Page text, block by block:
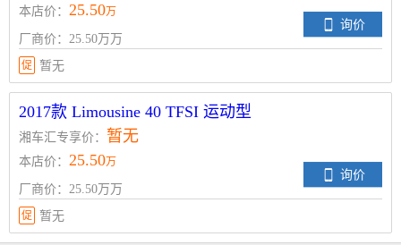
本店价： 25.50万
厂商价：25.50万万
询价
促 暂无
2017款 Limousine 40 TFSI 运动型
湘车汇专享价： 暂无
本店价： 25.50万
厂商价：25.50万万
询价
促 暂无